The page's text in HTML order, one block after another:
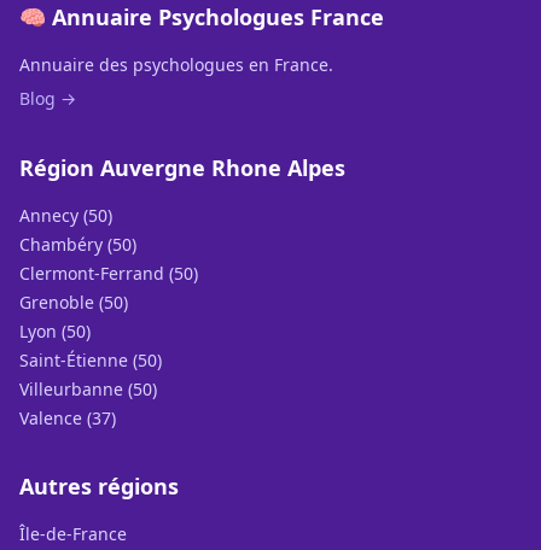
🧠 Annuaire Psychologues France
Annuaire des psychologues en France.
Blog →
Région Auvergne Rhone Alpes
Annecy (50)
Chambéry (50)
Clermont-Ferrand (50)
Grenoble (50)
Lyon (50)
Saint-Étienne (50)
Villeurbanne (50)
Valence (37)
Autres régions
Île-de-France